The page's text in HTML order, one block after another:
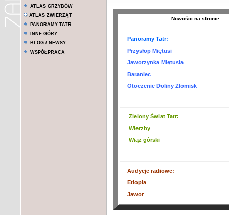
ATLAS GRZYBÓW
ATLAS ZWIERZĄT
PANORAMY TATR
INNE GÓRY
BLOG / NEWSY
WSPÓŁPRACA
Nowości na stronie:
Panoramy Tatr:
Przysłop Miętusi
Jaworzynka Miętusia
Baraniec
Otoczenie Doliny Złomisk
Zielony Świat Tatr:
Wierzby
Wiąz górski
Audycje radiowe:
Etiopia
Jawor